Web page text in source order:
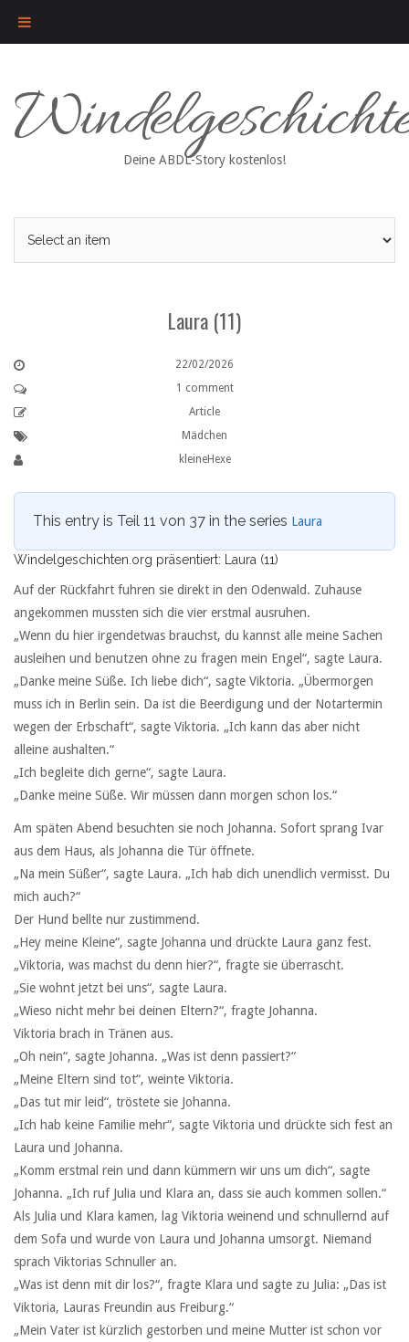
content
Deine ABDL-Story kostenlos!
Laura (11)
22/02/2026
1 comment
Article
Mädchen
kleineHexe
This entry is Teil 11 von 37 in the series Laura
Windelgeschichten.org präsentiert: Laura (11)
Auf der Rückfahrt fuhren sie direkt in den Odenwald. Zuhause
angekommen mussten sich die vier erstmal ausruhen.
„Wenn du hier irgendetwas brauchst, du kannst alle meine Sachen
ausleihen und benutzen ohne zu fragen mein Engel“, sagte Laura.
„Danke meine Süße. Ich liebe dich“, sagte Viktoria. „Übermorgen
muss ich in Berlin sein. Da ist die Beerdigung und der Notartermin
wegen der Erbschaft“, sagte Viktoria. „Ich kann das aber nicht
alleine aushalten.“
„Ich begleite dich gerne“, sagte Laura.
„Danke meine Süße. Wir müssen dann morgen schon los.“
Am späten Abend besuchten sie noch Johanna. Sofort sprang Ivar
aus dem Haus, als Johanna die Tür öffnete.
„Na mein Süßer“, sagte Laura. „Ich hab dich unendlich vermisst. Du
mich auch?“
Der Hund bellte nur zustimmend.
„Hey meine Kleine“, sagte Johanna und drückte Laura ganz fest.
„Viktoria, was machst du denn hier?“, fragte sie überrascht.
„Sie wohnt jetzt bei uns“, sagte Laura.
„Wieso nicht mehr bei deinen Eltern?“, fragte Johanna.
Viktoria brach in Tränen aus.
„Oh nein“, sagte Johanna. „Was ist denn passiert?“
„Meine Eltern sind tot“, weinte Viktoria.
„Das tut mir leid“, tröstete sie Johanna.
„Ich hab keine Familie mehr“, sagte Viktoria und drückte sich fest an
Laura und Johanna.
„Komm erstmal rein und dann kümmern wir uns um dich“, sagte
Johanna. „Ich ruf Julia und Klara an, dass sie auch kommen sollen.“
Als Julia und Klara kamen, lag Viktoria weinend und schnullernd auf
dem Sofa und wurde von Laura und Johanna umsorgt. Niemand
sprach Viktorias Schnuller an.
„Was ist denn mit dir los?“, fragte Klara und sagte zu Julia: „Das ist
Viktoria, Lauras Freundin aus Freiburg.“
„Mein Vater ist kürzlich gestorben und meine Mutter ist schon vor